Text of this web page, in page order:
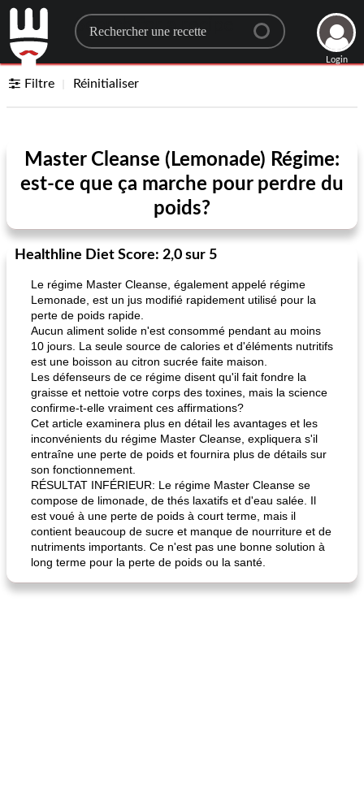
Search for a recipe
Login
Filtre Réinitialiser
Master Cleanse (Lemonade) Régime:
est-ce que ça marche pour perdre du
poids?
Healthline Diet Score: 2,0 sur 5
Le régime Master Cleanse, également appelé régime
Lemonade, est un jus modifié rapidement utilisé pour la
perte de poids rapide.
Aucun aliment solide n'est consommé pendant au moins
10 jours. La seule source de calories et d'éléments nutritifs
est une boisson au citron sucrée faite maison.
Les défenseurs de ce régime disent qu'il fait fondre la
graisse et nettoie votre corps des toxines, mais la science
confirme-t-elle vraiment ces affirmations?
Cet article examinera plus en détail les avantages et les
inconvénients du régime Master Cleanse, expliquera s'il
entraîne une perte de poids et fournira plus de détails sur
son fonctionnement.
RÉSULTAT INFÉRIEUR: Le régime Master Cleanse se
compose de limonade, de thés laxatifs et d'eau salée. Il
est voué à une perte de poids à court terme, mais il
contient beaucoup de sucre et manque de nourriture et de
nutriments importants. Ce n'est pas une bonne solution à
long terme pour la perte de poids ou la santé.